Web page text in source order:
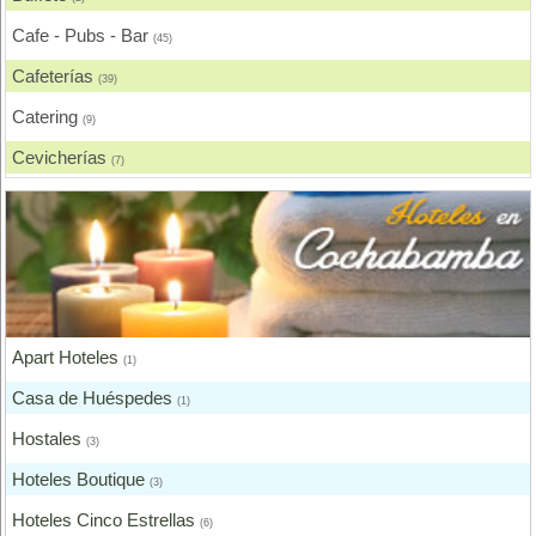
Salteñerías, Salteñas(3)
Cafe - Pubs - Bar(45)
Cafeterías(39)
Catering(9)
Cevicherías(7)
Chicharronerías(8)
Chifas, Comida China (2)
Churrasquerías(28)
Comida Árabe(3)
Comida Brasilera
Comida Coreana(1)
Comida Española
Comida Francesa(6)
Comida Fusión(3)
Apart Hoteles(1)
Casa de Huéspedes(1)
Hostales(3)
Hoteles Boutique(3)
Hoteles Cinco Estrellas(6)